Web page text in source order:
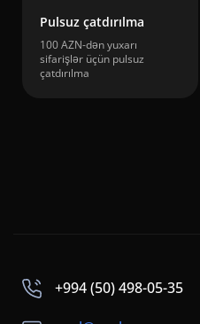
Pulsuz çatdırılma
100 AZN-dən yuxarı
sifarişlər üçün pulsuz
çatdırılma
+994 (50) 498-05-35